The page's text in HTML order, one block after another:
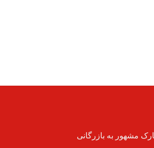
مشهور به بازرگانی